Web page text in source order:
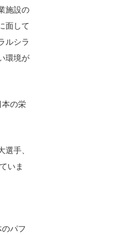
施設の
面して
ルシラ
環境が
本の栄
手、
いま
パフ